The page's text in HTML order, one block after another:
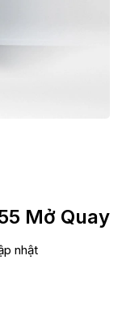
Mở Quay
nhật